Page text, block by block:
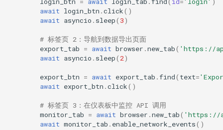
await login_btn .click()
await asyncio . sleep( 3)
# 标签页 2：导航到数据导出页面
export_tab = await browser .new_tab( 'https://
await asyncio . sleep(2)
export_btn = await export_tab .find( text=
await export_btn .click()
# 标签页 3：在仪表板中监控 API 调用
monitor_tab = await browser .new_tab( 'https://
await monitor_tab . enable_network_events()